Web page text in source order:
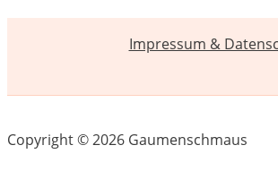
Impressum &
Copyright © 2026 Gaumenschmaus